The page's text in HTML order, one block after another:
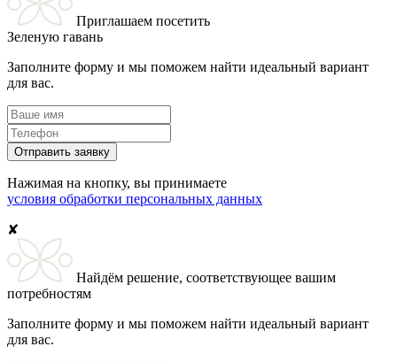
Приглашаем посетить
Зеленую гавань
Заполните форму и мы поможем найти идеальный вариант
для вас.
Отправить заявку
Нажимая на кнопку, вы принимаете
условия обработки персональных данных
✘
Найдём решение, соответствующее вашим
потребностям
Заполните форму и мы поможем найти идеальный вариант
для вас.